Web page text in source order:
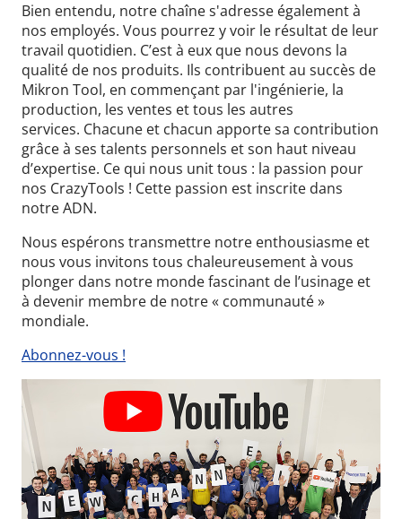
Bien entendu, notre chaîne s'adresse également à
nos employés. Vous pourrez y voir le résultat de leur
travail quotidien. C’est à eux que nous devons la
qualité de nos produits. Ils contribuent au succès de
Mikron Tool, en commençant par l'ingénierie, la
production, les ventes et tous les autres
services. Chacune et chacun apporte sa contribution
grâce à ses talents personnels et son haut niveau
d’expertise. Ce qui nous unit tous : la passion pour
nos CrazyTools ! Cette passion est inscrite dans
notre ADN.
Nous espérons transmettre notre enthousiasme et
nous vous invitons tous chaleureusement à vous
plonger dans notre monde fascinant de l’usinage et
à devenir membre de notre « communauté »
mondiale.
Abonnez-vous !